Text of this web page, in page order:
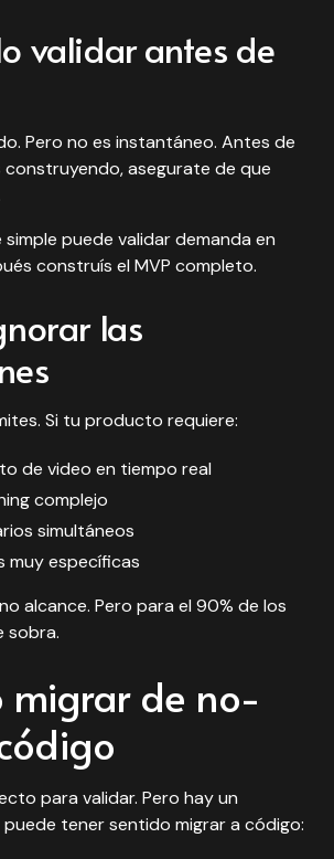
validar antes de
Pero no es instantáneo. Antes de
construyendo, asegurate de que
simple puede validar demanda en
construís el MVP completo.
las
Si tu producto requiere:
de video en tiempo real
complejo
simultáneos
muy específicas
alcance. Pero para el 90% de los
sobra.
migrar de no-
para validar. Pero hay un
tener sentido migrar a código: